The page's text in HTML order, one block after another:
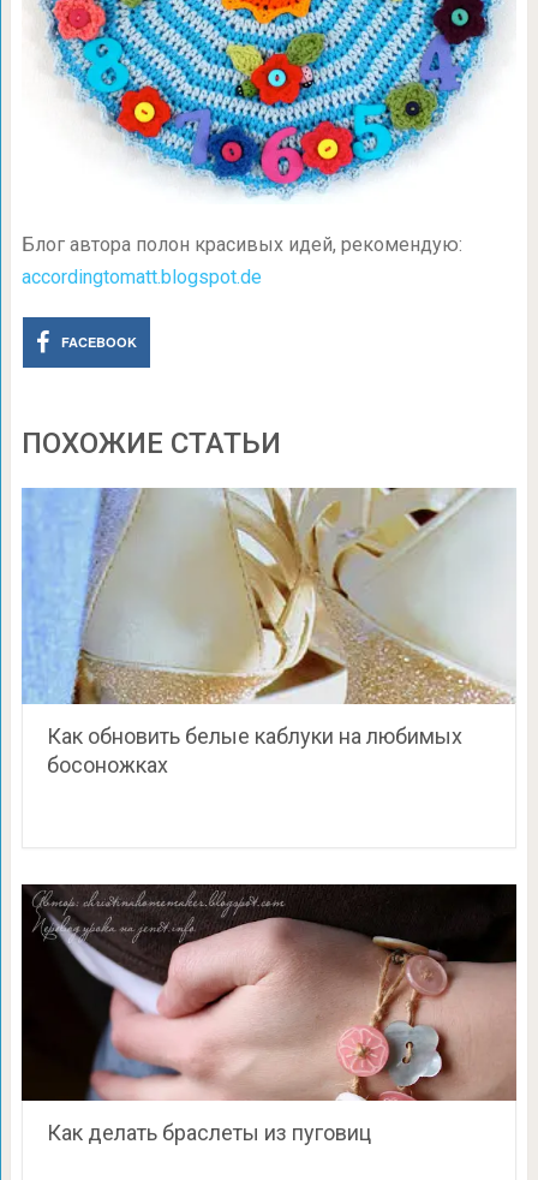
Блог автора полон красивых идей, рекомендую:
accordingtomatt.blogspot.de
FACEBOOK
ПОХОЖИЕ СТАТЬИ
Как обновить белые каблуки на любимых
босоножках
Как делать браслеты из пуговиц